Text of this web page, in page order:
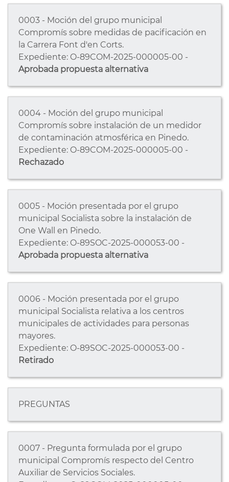
0003 - Moción del grupo municipal
Compromís sobre medidas de pacificación en
la Carrera Font d'en Corts.
Expediente: O-89COM-2025-000005-00 -
Aprobada propuesta alternativa
0004 - Moción del grupo municipal
Compromís sobre instalación de un medidor
de contaminación atmosférica en Pinedo.
Expediente: O-89COM-2025-000005-00 -
Rechazado
0005 - Moción presentada por el grupo
municipal Socialista sobre la instalación de
One Wall en Pinedo.
Expediente: O-89SOC-2025-000053-00 -
Aprobada propuesta alternativa
0006 - Moción presentada por el grupo
municipal Socialista relativa a los centros
municipales de actividades para personas
mayores.
Expediente: O-89SOC-2025-000053-00 -
Retirado
PREGUNTAS
0007 - Pregunta formulada por el grupo
municipal Compromís respecto del Centro
Auxiliar de Servicios Sociales.